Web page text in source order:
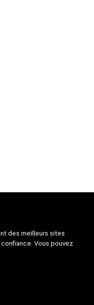
des meilleurs sites
Vous pouvez